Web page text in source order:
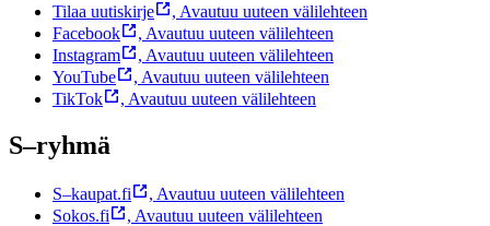
Tilaa uutiskirje , Avautuu uuteen välilehteen
Facebook
, Avautuu uuteen välilehteen
Instagram
, Avautuu uuteen välilehteen
YouTube
, Avautuu uuteen välilehteen
TikTok
, Avautuu uuteen välilehteen
S–ryhmä
S–kaupat.fi , Avautuu uuteen välilehteen
Sokos.fi
, Avautuu uuteen välilehteen